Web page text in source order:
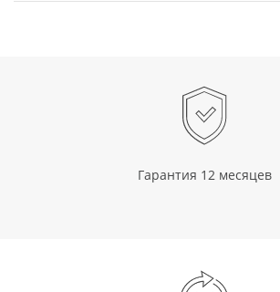
Гарантия 12 месяцев